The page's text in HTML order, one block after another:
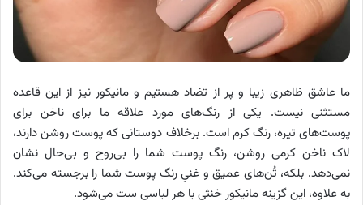
ما عاشق ظاهری زیبا و پر از تضاد هستیم و مانیکور نیز از این قاعده
مستثنی نیست. یکی از رنگ‌های مورد علاقه ما برای ناخن برای
پوست‌های تیره، رنگ کرم است. برخلاف دوستانی که پوست روشن دارند،
لاک ناخن کرمی روشن، رنگ پوست شما را بی‌روح و بی‌حال نشان
نمی‌دهد. بلکه، تُن‌های عمیق و غنیِ رنگ پوست شما را برجسته می‌کند.
به علاوه، این گزینه مانیکور خنثی با هر لباسی ست می‌شود.